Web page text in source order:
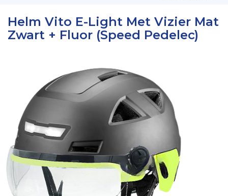
Helm Vito E-Light Met Vizier Mat
Zwart + Fluor (Speed Pedelec)